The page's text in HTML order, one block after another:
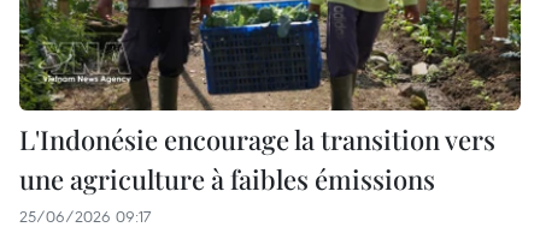
L'Indonésie encourage la transition vers
une agriculture à faibles émissions
25/06/2026 09:17